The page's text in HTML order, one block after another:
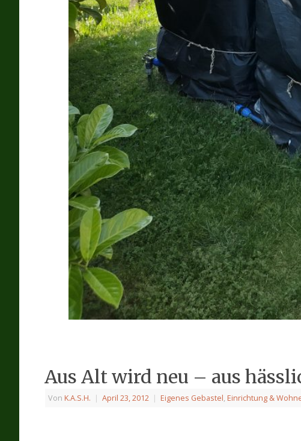
Aus Alt wird neu – aus
Von K.A.S.H. | April 23, 2012 | Eigenes Gebastel, Einrichtung &